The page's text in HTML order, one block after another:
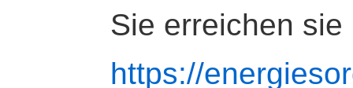
Sie erreichen sie
https://